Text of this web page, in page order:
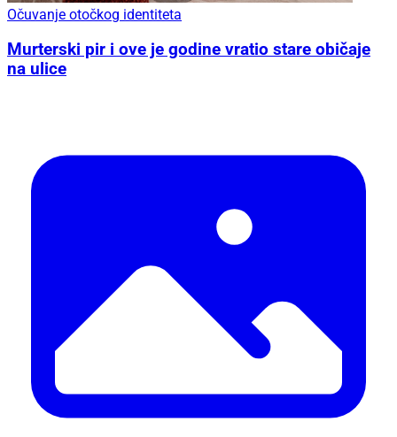
Očuvanje otočkog identiteta
Murterski pir i ove je godine vratio stare običaje
na ulice